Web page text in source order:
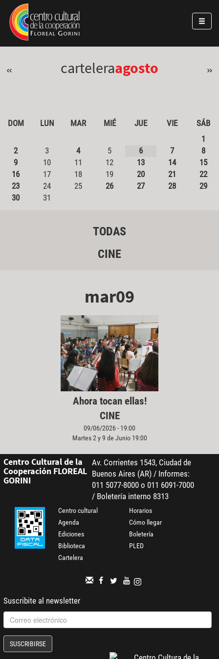
Pasar al contenido principal
Jump to main content
« carteleraagosto »
DOM LUN MAR MIÉ JUE VIE
SÁB
1
2
3 4 5 6 7
8
9
10 11 12 13 14
15
16
17 18 19 20 21
22
23
24 25 26 27 28
29
30
31
TODAS
CINE
mar09
Ahora tocan ellas!
CINE
09/06/2026 - 19:00
Martes 2 y 9 de Junio 19:00
Centro Cultural de la
Cooperación FLOREAL
GORINI
Av. Corrientes 1543, Ciudad de
Buenos Aires (AR) / Informes:
011 5077-8000 o 011 6091-7000
/ Boletería interno 8313
Centro cultural
Agenda
Ediciones
Biblioteca
Cartelera
Horarios
Cómo llegar
Boletería
PLED
Suscribite al newsletter
SUSCRIBIRSE